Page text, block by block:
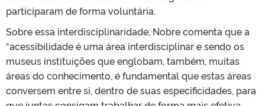
participaram de forma voluntária.
Sobre essa interdisciplinaridade, Nobre comenta que a
“acessibilidade é uma área interdisciplinar e sendo os
museus instituições que englobam, também, muitas
áreas do conhecimento, é fundamental que estas áreas
conversem entre si, dentro de suas especificidades, para